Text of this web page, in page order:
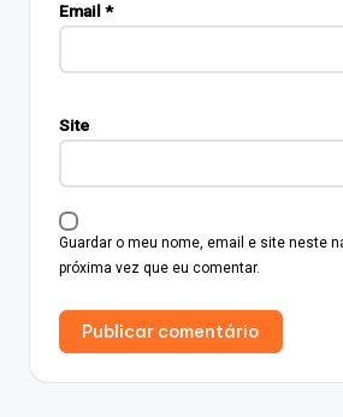
Email *
Site
Guardar o meu nome, email e site neste
próxima vez que eu comentar.